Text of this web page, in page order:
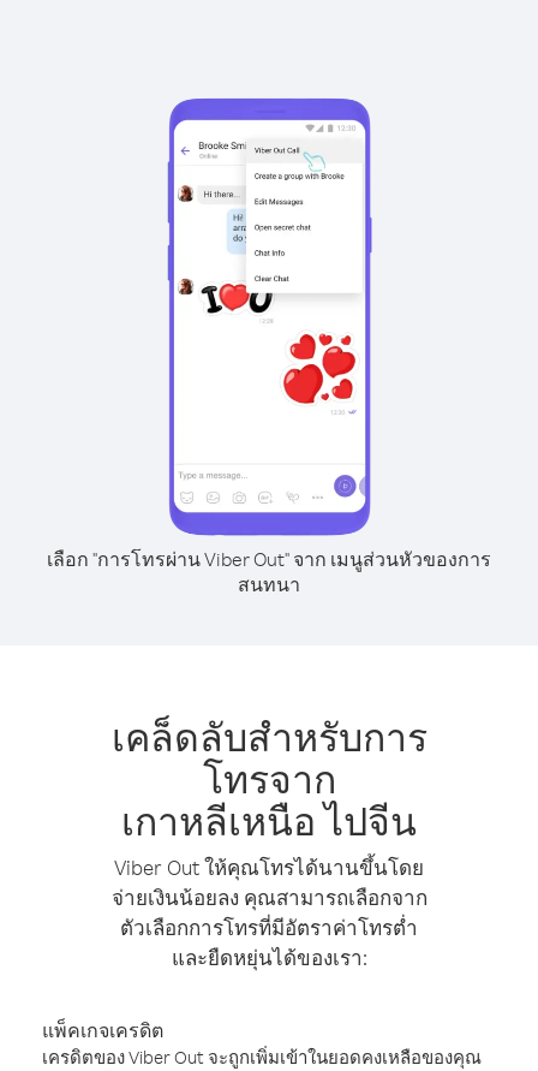
เลือก "การโทรผ่าน Viber Out" จาก เมนูส่วนหัวของการ
สนทนา
เคล็ดลับสำหรับการ
โทรจาก
เกาหลีเหนือ ไปจีน
Viber Out ให้คุณโทรได้นานขึ้นโดย
จ่ายเงินน้อยลง คุณสามารถเลือกจาก
ตัวเลือกการโทรที่มีอัตราค่าโทรต่ำ
และยืดหยุ่นได้ของเรา:
แพ็คเกจเครดิต
เครดิตของ Viber Out จะถูกเพิ่มเข้าในยอดคงเหลือของคุณ